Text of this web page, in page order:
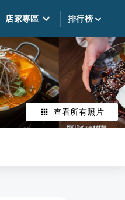
店家專區 排行榜
查看所有照片